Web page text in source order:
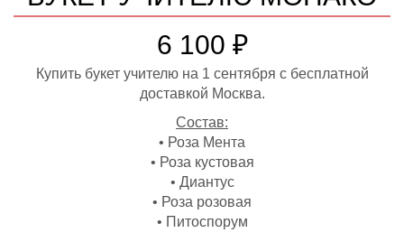
6 100 ₽
Купить букет учителю на 1 сентября с бесплатной
доставкой Москва.
Состав:
• Роза Мента
• Роза кустовая
• Диантус
• Роза розовая
• Питоспорум